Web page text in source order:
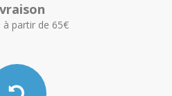
à partir de 65€